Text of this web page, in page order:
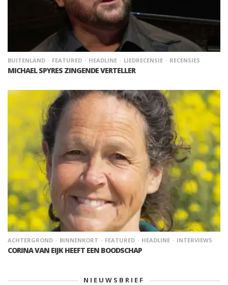
BUITENLAND FEATURED HEADLINE LIEDRECENSIE RECENSIES
MICHAEL SPYRES ZINGENDE VERTELLER
ACHTERGROND BINNENKORT FEATURED HEADLINE INTERVIEWS
CORINA VAN EIJK HEEFT EEN BOODSCHAP
NIEUWSBRIEF